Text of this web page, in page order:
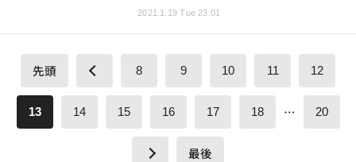
2021.1.19 Tue 23:01
先頭 8 9 10 11 12
13 14 15 16 17 18 … 20
最後